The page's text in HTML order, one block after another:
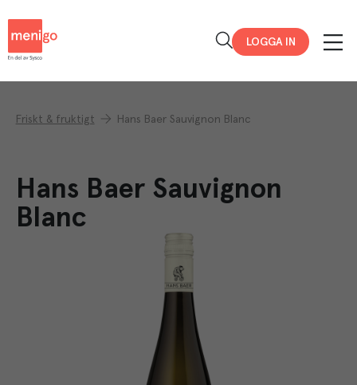
LOGGA IN
Friskt & fruktigt Hans Baer Sauvignon Blanc
Hans Baer Sauvignon
Blanc